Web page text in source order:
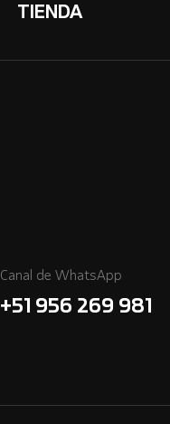
TIENDA
Canal de WhatsApp
+51 956 269 981